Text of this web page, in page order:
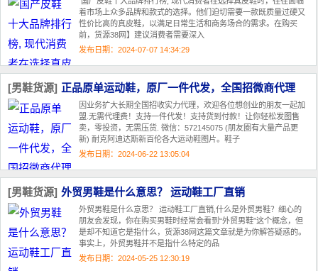
着市场上众多品牌和款式的选择。他们迫切需要一款既质量过硬又
性价比高的真皮鞋，以满足日常生活和商务场合的需求。在购买
前，货源38网】建议消费者需要深入
发布日期：2024-07-07 14:34:29
[男鞋货源] 正品原单运动鞋，原厂一件代发，全国招微商代理
因业务扩大长期全国招收实力代理，欢迎各位想创业的朋友一起加
盟.无需代理费！支持一件代发！支持货到付款！让你轻松发图售
卖，零投资，无需压货. 微信：572145075 (朋友圈有大量产品更
新) 耐克阿迪达斯新百伦各大运动鞋图片。鞋子
发布日期：2024-06-22 13:05:04
[男鞋货源] 外贸男鞋是什么意思？ 运动鞋工厂直销
外贸男鞋是什么意思？ 运动鞋工厂直销,什么是外贸男鞋？细心的
朋友会发现，你在购买男鞋时经常会看到“外贸男鞋”这个概念，但
是却不知道它是指什么，货源38网这篇文章就是为你解答疑惑的。
事实上，外贸男鞋并不是指什么特定的品
发布日期：2024-05-25 12:30:19